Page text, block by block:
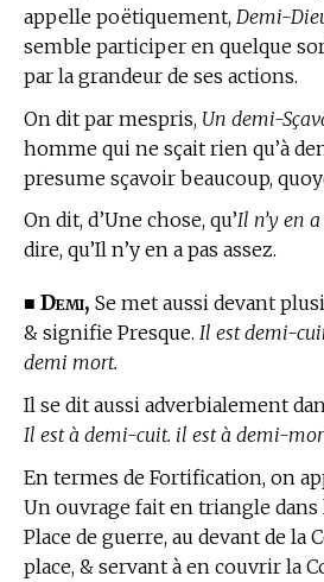
appelle poëtiquement, Demi-
semble participer en quelque
par la grandeur de ses actions.
On dit par mespris, Un demi-
homme qui ne sçait rien qu’à
presume sçavoir beaucoup,
On dit, d’Une chose, qu’Il n’y en
dire, qu’Il n’y en a pas assez.
■ Demi, Se met aussi devant
& signifie Presque. Il est demi-
demi mort.
Il se dit aussi adverbialement
Il est à demi-cuit. il est à demi-
En termes de Fortification, on
Un ouvrage fait en triangle dans
Place de guerre, au devant de la
place, & servant à en couvrir la